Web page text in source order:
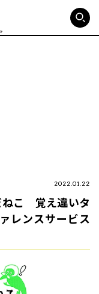
2022.01.22
ねこ 覚え違いタ
レンスサービス